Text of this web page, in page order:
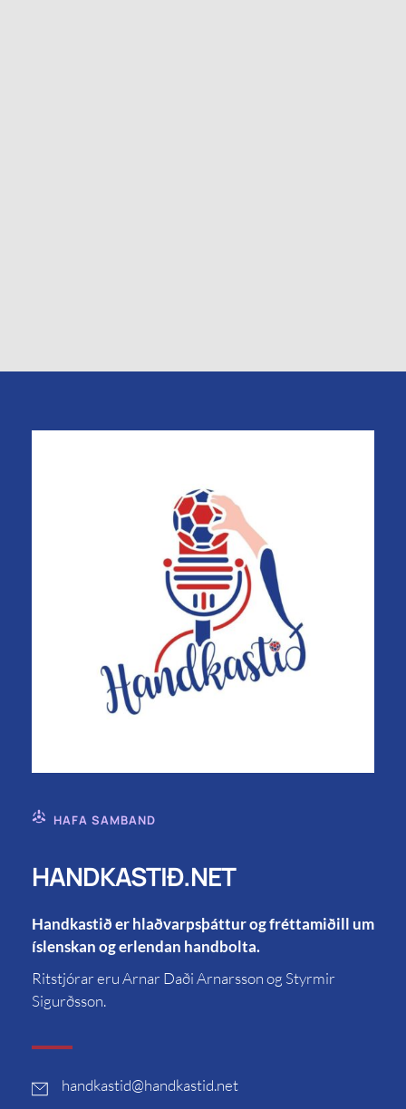
HAFA SAMBAND
HANDKASTIÐ.NET
Handkastið er hlaðvarpsþáttur og fréttamiðill um
íslenskan og erlendan handbolta.
Ritstjórar eru Arnar Daði Arnarsson og Styrmir
Sigurðsson.
handkastid@handkastid.net